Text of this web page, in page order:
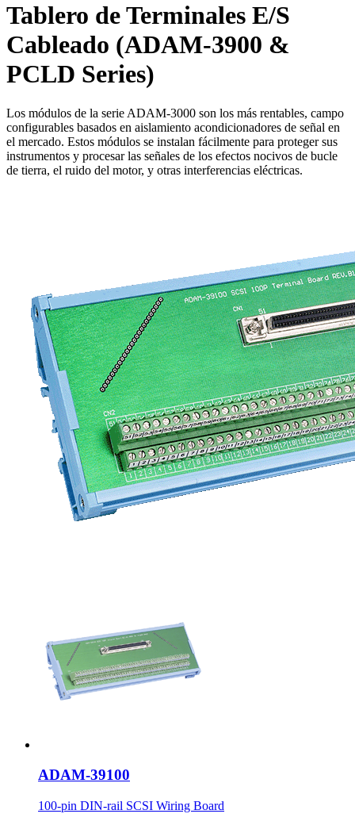
Tablero de Terminales E/S
Cableado (ADAM-3900 &
PCLD Series)
Los módulos de la serie ADAM-3000 son los más rentables, campo
configurables basados ​​en aislamiento acondicionadores de señal en
el mercado. Estos módulos se instalan fácilmente para proteger sus
instrumentos y procesar las señales de los efectos nocivos de bucle
de tierra, el ruido del motor, y otras interferencias eléctricas.
ADAM-39100
100-pin DIN-rail SCSI Wiring Board